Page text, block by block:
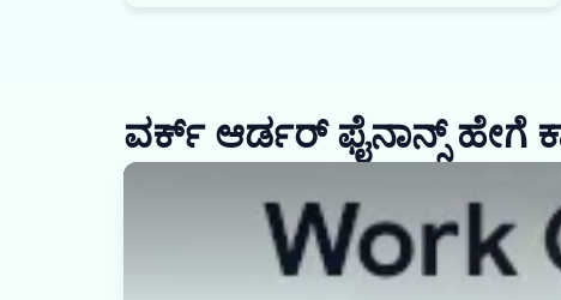
ವರ್ಕ್ ಆರ್ಡರ್ ಫೈನಾನ್ಸ್ ಹೇಗೆ